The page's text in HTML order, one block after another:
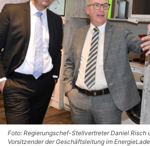
Foto: Regierungschef-Stellvertreter Daniel Risch
Vorsitzender der Geschäftsleitung im